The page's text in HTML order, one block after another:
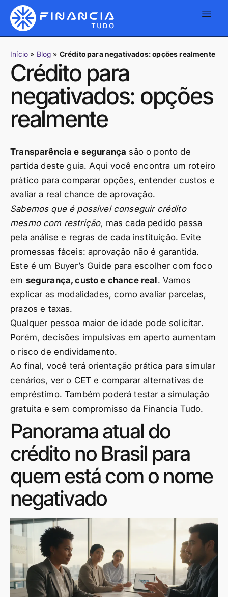
Início » Blog » Crédito para negativados: opções realmente
Crédito para
negativados: opções
realmente
Transparência e segurança são o ponto de
partida deste guia. Aqui você encontra um roteiro
prático para comparar opções, entender custos e
avaliar a real chance de aprovação.
Sabemos que é possível conseguir crédito
mesmo com restrição, mas cada pedido passa
pela análise e regras de cada instituição. Evite
promessas fáceis: aprovação não é garantida.
Este é um Buyer’s Guide para escolher com foco
em segurança, custo e chance real. Vamos
explicar as modalidades, como avaliar parcelas,
prazos e taxas.
Qualquer pessoa maior de idade pode solicitar.
Porém, decisões impulsivas em aperto aumentam
o risco de endividamento.
Ao final, você terá orientação prática para simular
cenários, ver o CET e comparar alternativas de
empréstimo. Também poderá testar a simulação
gratuita e sem compromisso da Financia Tudo.
Panorama atual do
crédito no Brasil para
quem está com o nome
negativado